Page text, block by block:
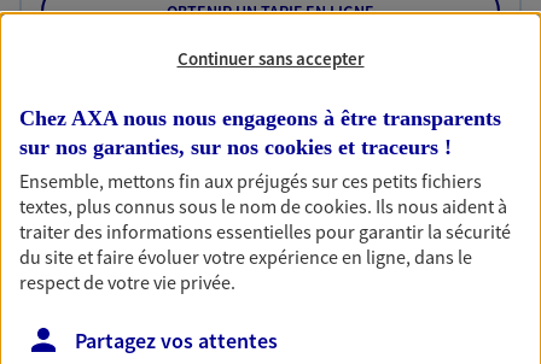
OBTENIR UN TARIF EN LIGNE
Habitation
Votre logement est unique, comme vous. Le
contrat Ma Maison assure votre sérénité en
protégeant ce qui vous tient à coeur.
Découvrir l'offre Habitation
OBTENIR UN TARIF EN LIGNE
Continuer sans accepter
Chez AXA nous nous engageons à être transparents
sur nos garanties, sur nos cookies et traceurs !
Ensemble, mettons fin aux préjugés sur ces petits fichiers
textes, plus connus sous le nom decookies. Ils nous aident à
traiter des informations essentielles pour garantir la sécurité
du site et faire évoluer votre expérience en ligne, dans le
respect de votre vie privée.
Partagez vos attentes